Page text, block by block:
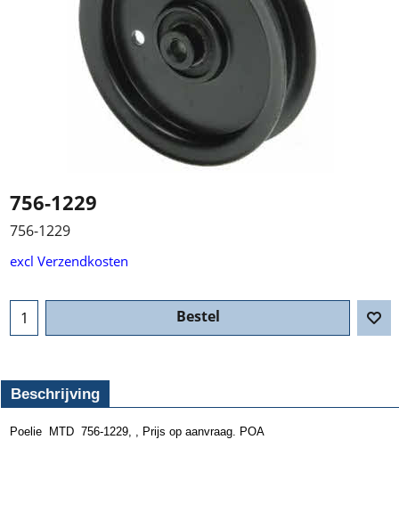
756-1229
756-1229
excl Verzendkosten
Bestel
Beschrijving
Poelie MTD 756-1229, , Prijs op aanvraag. POA